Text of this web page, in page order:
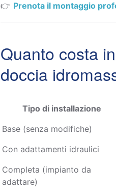
👉 Prenota il montaggio
Quanto costa
doccia
Tipo di installazione
Base (senza modifiche)
Con adattamenti idraulici
Completa (impianto da
adattare)